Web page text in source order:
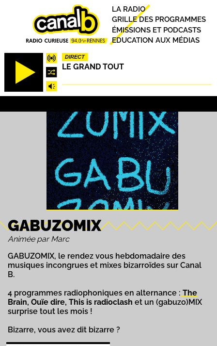
DIRECT
LE GRAND TOUT
Principal
LA RADIO
GRILLE DES PROGRAMMES
ÉMISSIONS ET PODCASTS
EDUCATION AUX MÉDIAS
GABUZOMIX
Animée par Marc
GABUZOMIX, le rendez vous hebdomadaire des
musiques incongrues et mixes bizarroïdes sur Canal
B.
4 programmes radiophoniques en alternance : The
Brain, Ouïe dire, This is radioclash et un (gabuzo)MIX
surprise tout les mois !
Bizarre, vous avez dit bizarre ?